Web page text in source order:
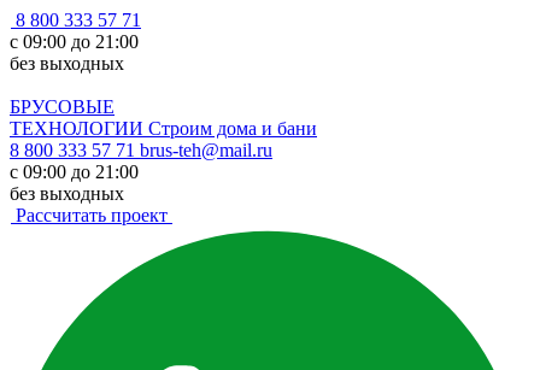
8 800 333 57 71
с 09:00 до 21:00
без выходных
БРУСОВЫЕ
ТЕХНОЛОГИИ Строим дома и бани
8 800 333 57 71 brus-teh@mail.ru
с 09:00 до 21:00
без выходных
Рассчитать проект